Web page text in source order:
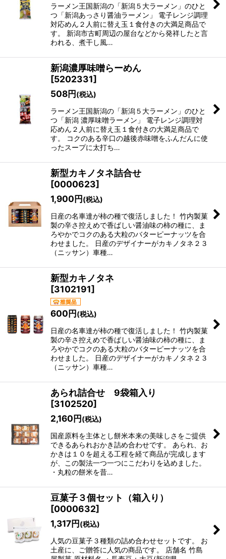
ラーメン王国新潟の「新潟５大ラーメン」のひと
つ「新潟あっさり醤油ラーメン」 電子レンジ調理
対応めん２人前に替え玉１食付きの大満足商品で
す。 新潟市古町周辺の屋台などから発祥したと言
われる、煮干し風…
新潟濃厚味噌らーめん
[5202331]
508円(税込)
ラーメン王国新潟の「新潟５大ラーメン」のひと
つ「新潟 濃厚味噌ラーメン」 電子レンジ調理対
応めん２人前に替え玉１食付きの大満足商品で
す。 コクのある辛口の越後赤味噌をふんだんに使
ったスープに太打ち…
新型カキノタネ詰合せ
[0000623]
1,900円(税込)
日産の名車達が柿の種で復活しました！ 竹内製菓
製の辛さ控えめで香ばしい醤油味の柿の種に、ま
ろやかでコクのある大粒のバターピーナッツを合
わせました。 日産のデザイナーがカキノタネ２３
（ニッサン）車種…
新型カキノタネ
[3102191]
600円(税込)
日産の名車達が柿の種で復活しました！ 竹内製菓
製の辛さ控えめで香ばしい醤油味の柿の種に、ま
ろやかでコクのある大粒のバターピーナッツを合
わせました。 日産のデザイナーがカキノタネ２３
（ニッサン）車種…
あられ詰合せ 9袋箱入り
[3102520]
2,160円(税込)
国産原料を主体とし餅米本来の美味しさをご提供
できるあられおかき詰め合わせです。 あられ、お
かきは１０を超える工程を経て商品が完成します
が、この製法一つ一つにこだわりを込めました。
・丸粒の餅米を昔…
豆菓子３個セット（箱入り）
[0000632]
1,317円(税込)
人気の豆菓子３種類の詰め合わせセットです。 お
土産に、ご贈答に人気の商品です。 店舗名 竹島